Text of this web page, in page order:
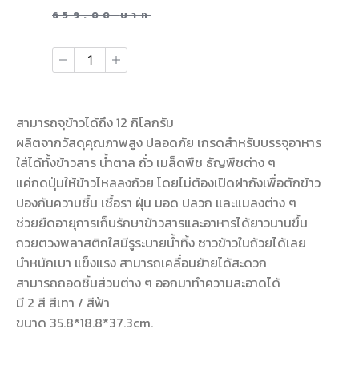
659.00บาท
สามารถจุข้าวได้ถึง 12 กิโลกรัม
ผลิตจากวัสดุคุณภาพสูง ปลอดภัย เกรดสำหรับบรรจุอาหาร
ใส่ได้ทั้งข้าวสาร น้ำตาล ถั่ว เมล็ดพืช ธัญพืชต่าง ๆ
แค่กดปุ่มให้ข้าวไหลลงถ้วย โดยไม่ต้องเปิดฝาถังเพื่อตักข้าว
ปองกันความชื้น เชื้อรา ฝุ่น มอด ปลวก และแมลงต่าง ๆ
ช่วยยืดอายุการเก็บรักษาข้าวสารและอาหารได้ยาวนานขึ้น
ถวยตวงพลาสติกใสมีรูระบายน้ำทิ้ง ซาวข้าวในถ้วยได้เลย
นำหนักเบา แข็งแรง สามารถเคลื่อนย้ายได้สะดวก
สามารถถอดชิ้นส่วนต่าง ๆ ออกมาทำความสะอาดได้
มี 2 สี สีเทา / สีฟ้า
ขนาด 35.8*18.8*37.3cm.